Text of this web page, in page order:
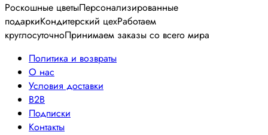
Роскошные цветыПерсонализированные
подаркиКондитерский цехРаботаем
круглосуточноПринимаем заказы со всего мира
Политика и возвраты
О нас
Условия доставки
B2B
Подписки
Контакты